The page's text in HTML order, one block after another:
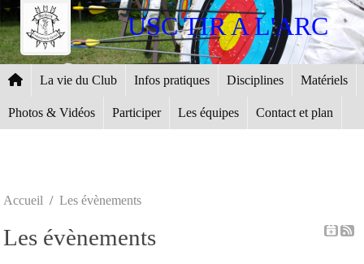
USC TIR A L'ARC
La vie du Club Infos pratiques Disciplines Matériels
Photos & Vidéos Participer Les équipes Contact et plan
Accueil Les évènements
Les évènements
Panneau de gestion des cookies